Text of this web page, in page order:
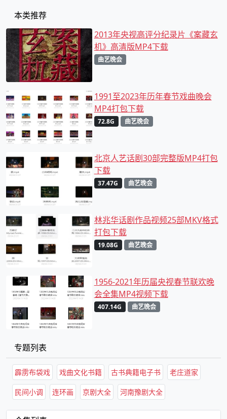
本类推荐
2013年央视高评分纪录片《案藏玄
机》高清版MP4下载
曲艺晚会
1991至2023年历年春节戏曲晚会
MP4打包下载
72.8G 曲艺晚会
北京人艺话剧30部完整版MP4打包
下载
37.47G 曲艺晚会
林兆华话剧作品视频25部MKV格式
打包下载
19.08G 曲艺晚会
1956-2021年历届央视春节联欢晚
会全集MP4视频下载
407.14G 曲艺晚会
专题列表
霹雳布袋戏 戏曲文化书籍 古书典籍电子书 老庄道家
民间小调 连环画 京剧大全 河南豫剧大全